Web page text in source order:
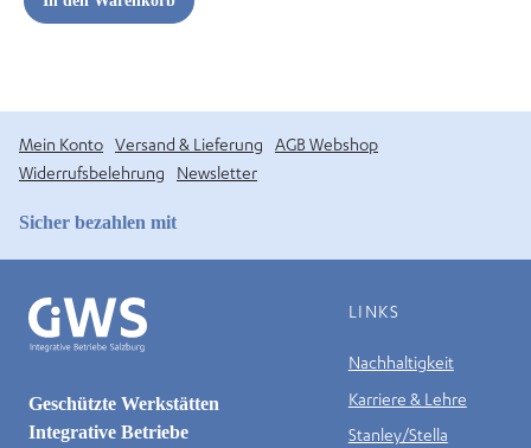
Mein Konto Versand & Lieferung
AGB Webshop
Widerrufsbelehrung
Newsletter
Sicher bezahlen mit
Geschützte Werkstätten
Integrative Betriebe
LINKS
Nachhaltigkeit
Karriere & Lehre
Stanley/Stella